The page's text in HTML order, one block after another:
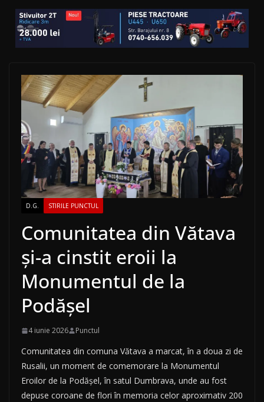
D.G. STIRILE PUNCTUL
Comunitatea din Vătava
și-a cinstit eroii la
Monumentul de la
Podășel
4 iunie 2026 Punctul
Comunitatea din comuna Vătava a marcat, în a doua zi de
Rusalii, un moment de comemorare la Monumentul
Eroilor de la Podășel, în satul Dumbrava, unde au fost
depuse coroane de flori în memoria celor aproximativ 200